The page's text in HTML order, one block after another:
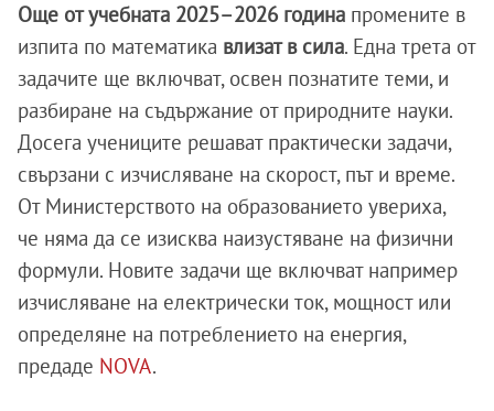
Още от учебната 2025–2026 година промените в
изпита по математика влизат в сила. Една трета от
задачите ще включват, освен познатите теми, и
разбиране на съдържание от природните науки.
Досега учениците решават практически задачи,
свързани с изчисляване на скорост, път и време.
От Министерството на образованието увериха,
че няма да се изисква наизустяване на физични
формули. Новите задачи ще включват например
изчисляване на електрически ток, мощност или
определяне на потреблението на енергия,
предаде NOVA.